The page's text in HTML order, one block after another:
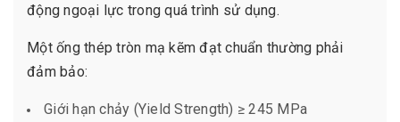
động ngoại lực trong quá trình sử dụng.
Một ống thép tròn mạ kẽm đạt chuẩn thường phải
đảm bảo:
Giới hạn chảy (Yield Strength) ≥ 245 MPa